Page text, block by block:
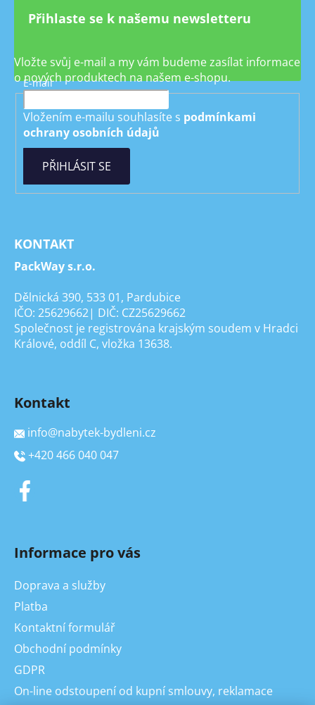
Přihlaste se k našemu newsletteru
Vložte svůj e-mail a my vám budeme zasílat informace
o nových produktech na našem e-shopu.
E-mail
Vložením e-mailu souhlasíte s podmínkami
ochrany osobních údajů
PŘIHLÁSIT SE
KONTAKT
PackWay s.r.o.
Dělnická 390, 533 01, Pardubice
IČO: 25629662| DIČ: CZ25629662
Společnost je registrována krajským soudem v Hradci
Králové, oddíl C, vložka 13638.
Kontakt
info@nabytek-bydleni.cz
+420 466 040 047
Informace pro vás
Doprava a služby
Platba
Kontaktní formulář
Obchodní podmínky
GDPR
On-line odstoupení od kupní smlouvy, reklamace